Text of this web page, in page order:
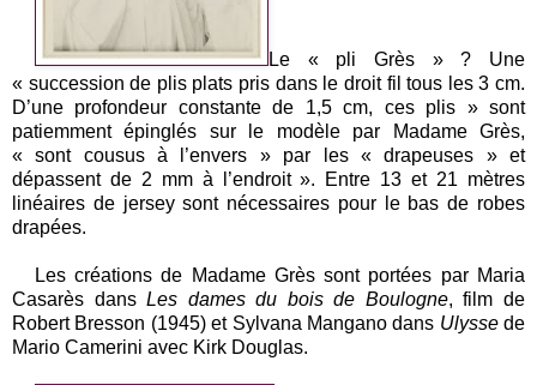
Le « pli Grès » ? Une
« succession de plis plats pris dans le droit fil tous les3 cm.
D’une profondeur constante de 1,5 cm, ces plis » sont
patiemment épinglés sur le modèle par Madame Grès,
« sont cousus à l’envers » par les « drapeuses » et
dépassent de 2 mmà l’endroit ». Entre 13 et 21 mètres
linéaires de jersey sont nécessaires pour le bas de robes
drapées.
Les créations de Madame Grès sont portées par Maria
Casarès dansLes dames du bois de Boulogne, film de
Robert Bresson (1945) et Sylvana Mangano dans Ulyssede
Mario Camerini avec Kirk Douglas.